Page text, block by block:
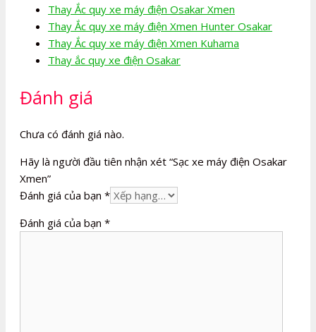
Thay Ắc quy xe máy điện Osakar Xmen
Thay Ắc quy xe máy điện Xmen Hunter Osakar
Thay Ắc quy xe máy điện Xmen Kuhama
Thay ắc quy xe điện Osakar
Đánh giá
Chưa có đánh giá nào.
Hãy là người đầu tiên nhận xét “Sạc xe máy điện Osakar
Xmen”
Đánh giá của bạn *
Đánh giá của bạn *